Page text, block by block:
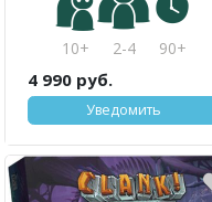
10+ 2-4 90+
4 990 руб.
Уведомить